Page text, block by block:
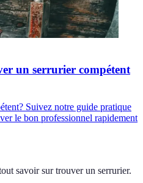
un serrurier compétent
Suivez notre guide pratique
le bon professionnel rapidement
savoir sur trouver un serrurier.